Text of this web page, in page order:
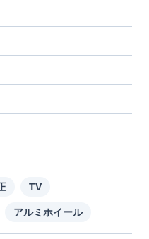
TV
アルミホイール